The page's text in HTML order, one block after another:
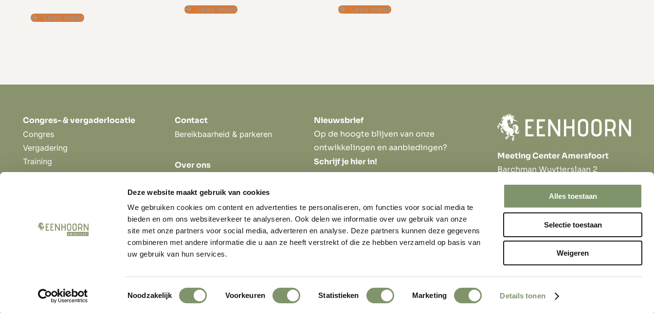
Deze website maakt gebruik van cookies
We gebruiken cookies om content en advertenties te personaliseren, om functies voor social media te
bieden en om ons websiteverkeer te analyseren. Ook delen we informatie over uw gebruik van onze
site met onze partners voor social media, adverteren en analyse. Deze partners kunnen deze gegevens
combineren met andere informatie die u aan ze heeft verstrekt of die ze hebben verzameld op basis van
uw gebruik van hun services.
Toestemmingsselectie
Noodzakelijk Voorkeuren Statistieken Marketing Details tonen
Alles toestaan
Selectie toestaan
Weigeren
Lees meer
Lees meer Lees meer
Congres- & vergaderlocatie
Congres
Vergadering
Training
Event
Contact
Bereikbaarheid & parkeren
Over ons
MVO
Catering
Meestgestelde vragen
Nieuwsbrief
Op de hoogte blijven van onze
ontwikkelingen en aanbiedingen?
Schrijf je hier in!
Reviews
Meeting Center Amersfoort
Barchman Wuytierslaan 2
3818 LH Amersfoort
welkom@eenhoornamersfoort.nl
033 – 467 37 30
©2026 | Eenhoorn Meeting Center Amersfoort Privacy- en cookiebeleid